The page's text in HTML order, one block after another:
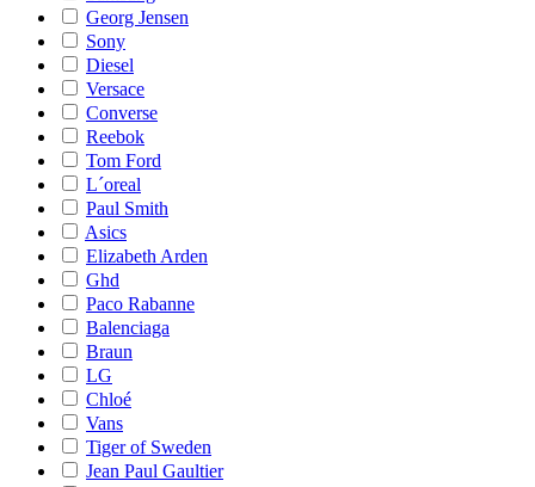
Georg Jensen
Sony
Diesel
Versace
Converse
Reebok
Tom Ford
L´oreal
Paul Smith
Asics
Elizabeth Arden
Ghd
Paco Rabanne
Balenciaga
Braun
LG
Chloé
Vans
Tiger of Sweden
Jean Paul Gaultier